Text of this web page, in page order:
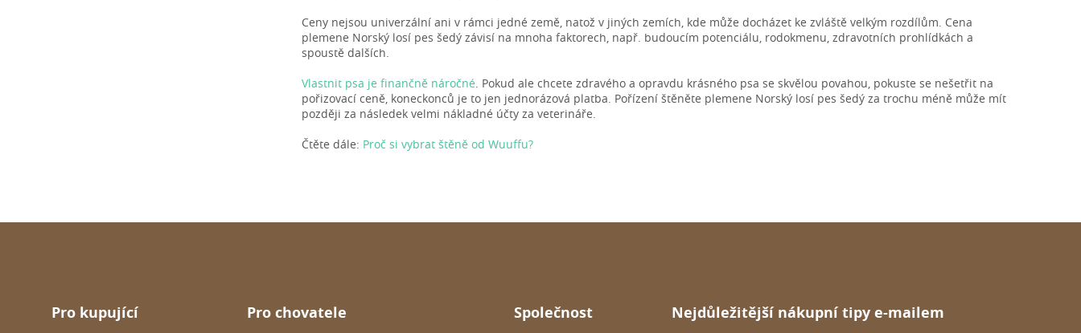
Ceny nejsou univerzální ani v rámci jedné země, natož v jiných zemích, kde může docházet ke zvláště velkým rozdílům. Cena
plemene Norský losí pes šedý závisí na mnoha faktorech, např. budoucím potenciálu, rodokmenu, zdravotních prohlídkách a
spoustě dalších.
Vlastnit psa je finančně náročné. Pokud ale chcete zdravého a opravdu krásného psa se skvělou povahou, pokuste se nešetřit na
pořizovací ceně, koneckonců je to jen jednorázová platba. Pořízení štěněte plemene Norský losí pes šedý za trochu méně může mít
později za následek velmi nákladné účty za veterináře.
Čtěte dále: Proč si vybrat štěně od Wuuffu?
Pro kupující Pro chovatele Společnost Nejdůležitější nákupní tipy e-mailem